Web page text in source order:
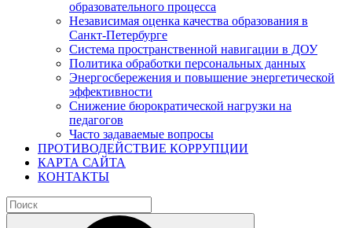
образовательного процесса
Независимая оценка качества образования в
Санкт-Петербурге
Система пространственной навигации в ДОУ
Политика обработки персональных данных
Энергосбережения и повышение энергетической
эффективности
Снижение бюрократической нагрузки на
педагогов
Часто задаваемые вопросы
ПРОТИВОДЕЙСТВИЕ КОРРУПЦИИ
КАРТА САЙТА
КОНТАКТЫ